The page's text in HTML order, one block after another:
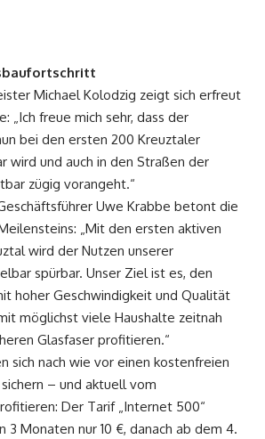
Michael Kolodzig zeigt sich erfreut
„Ich freue mich sehr, dass der
bei den ersten 200 Kreuztaler
wird und auch in den Straßen der
zügig vorangeht.“
Geschäftsführer Uwe Krabbe betont die
„Mit den ersten aktiven
wird der Nutzen unserer
spürbar. Unser Ziel ist es, den
hoher Geschwindigkeit und Qualität
möglichst viele Haushalte zeitnah
Glasfaser profitieren.“
sich nach wie vor einen kostenfreien
– und aktuell vom
Der Tarif „Internet 500“
Monaten nur 10 €, danach ab dem 4.